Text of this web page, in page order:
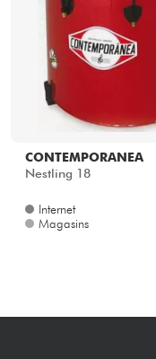
CONTEMPORANEA
Nestling 18
Internet
Magasins